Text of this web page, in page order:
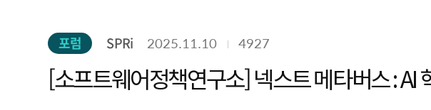
포럼 SPRi 2025.11.10 4927
[소프트웨어정책연구소] 넥스트 메타버스 : AI